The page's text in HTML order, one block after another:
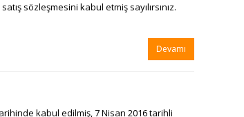
sözleşmesini kabul etmiş sayılırsınız.
Devamı
kabul edilmiş, 7 Nisan 2016 tarihli